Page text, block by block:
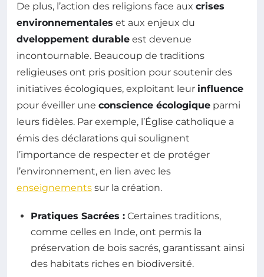
De plus, l’action des religions face aux crises
environnementales et aux enjeux du
dveloppement durable est devenue
incontournable. Beaucoup de traditions
religieuses ont pris position pour soutenir des
initiatives écologiques, exploitant leur influence
pour éveiller une conscience écologique parmi
leurs fidèles. Par exemple, l’Église catholique a
émis des déclarations qui soulignent
l’importance de respecter et de protéger
l’environnement, en lien avec les
enseignements sur la création.
Pratiques Sacrées : Certaines traditions,
comme celles en Inde, ont permis la
préservation de bois sacrés, garantissant ainsi
des habitats riches en biodiversité.